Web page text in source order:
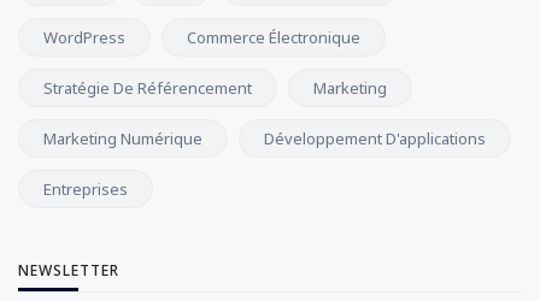
WordPress Commerce Électronique
Stratégie De Référencement Marketing
Marketing Numérique Développement D'applications
Entreprises
NEWSLETTER